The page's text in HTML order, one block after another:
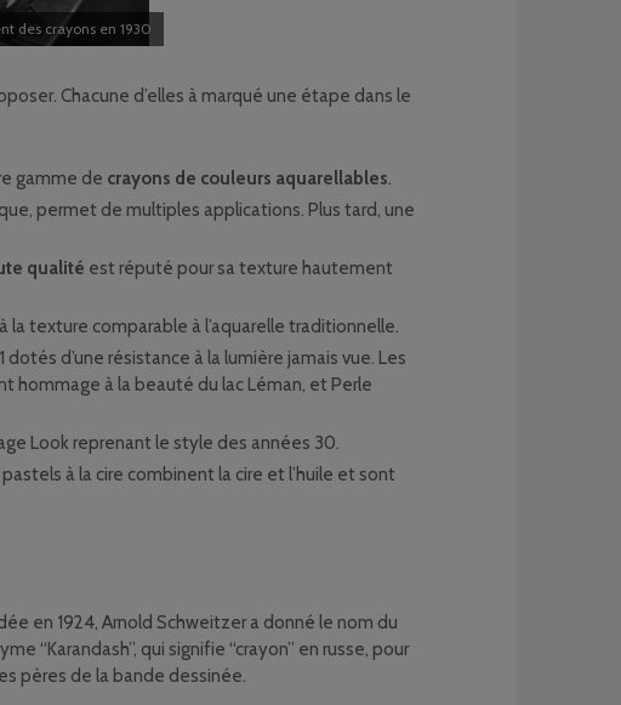
des crayons en 1930
Chacune d’elles à marqué une étape dans le
gamme de crayons de couleurs aquarellables
permet de multiples applications. Plus tard, une
qualité est réputé pour sa texture hautement
la texture comparable à l’aquarelle traditionnelle.
d’une résistance à la lumière jamais vue. Les
hommage à la beauté du lac Léman, et Perle
Look reprenant le style des années 30.
pastels à la cire combinent la cire et l’huile et sont
en 1924, Arnold Schweitzer a donné le nom du
“Karandash”, qui signifie “crayon” en russe, pour
pères de la bande dessinée.